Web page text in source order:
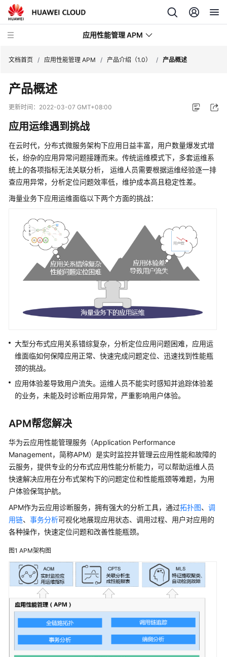
应用性能管理 APM
最
新
态
产
品
介
绍
（2.0）
费
说
（2.0）
用
户
南
（2.0）
API
考
（2.0）
最
佳
践
（2.0）
常
问
题
（2.0）
产
品
介
文档首页 / 应用性能管理 APM / 产品介绍（1.0） / 产品概述
产品概述
更新时间： 2022-03-07 GMT+08:00
应用运维遇到挑战
在云时代，分布式微服务架构下应用日益丰富，用户数量爆发式增
长，纷杂的应用异常问题接踵而来。传统运维模式下，多套运维系
统上的各项指标无法关联分析， 运维人员需要根据运维经验逐一排
查应用异常，分析定位问题效率低，维护成本高且稳定性差。
海量业务下应用运维面临以下两个方面的挑战：
大型分布式应用关系错综复杂，分析定位应用问题困难，应用运
维面临如何保障应用正常、快速完成问题定位、迅速找到性能瓶
颈的挑战。
应用体验差导致用户流失。运维人员不能实时感知并追踪体验差
的业务，未能及时诊断应用异常，严重影响用户体验。
APM帮您解决
华为云应用性能管理服务（Application Performance
Management，简称APM）是实时监控并管理云应用性能和故障的
云服务，提供专业的分布式应用性能分析能力，可以帮助运维人员
快速解决应用在分布式架构下的问题定位和性能瓶颈等难题，为用
户体验保驾护航。
APM作为云应用诊断服务，拥有强大的分析工具，通过拓扑图、 调
用链、 事务分析可视化地展现应用状态、调用过程、用户对应用的
各种操作，快速定位问题和改善性能瓶颈。
图1 APM架构图